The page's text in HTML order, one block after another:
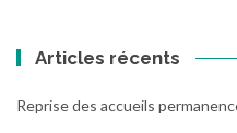
Articles récents
Reprise des accueils